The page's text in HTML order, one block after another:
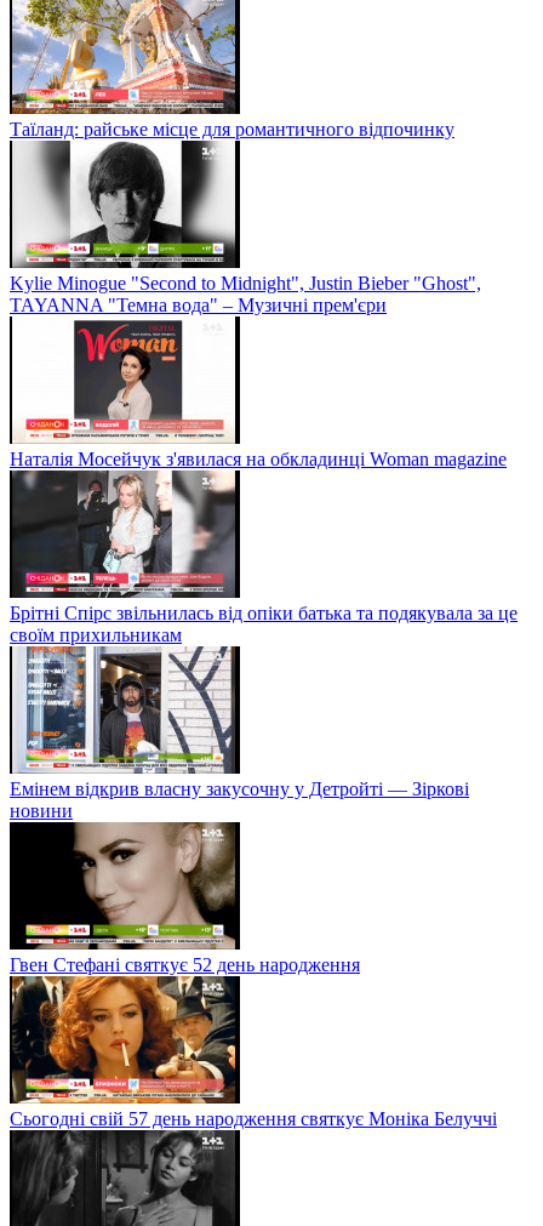
Таїланд: райське місце для романтичного відпочинку
Kylie Minogue "Second to Midnight", Justin Bieber "Ghost",
TAYANNA "Темна вода" – Музичні прем'єри
Наталія Мосейчук з'явилася на обкладинці Woman magazine
Брітні Спірс звільнилась від опіки батька та подякувала за це
своїм прихильникам
Емінем відкрив власну закусочну у Детройті — Зіркові
новини
Гвен Стефані святкує 52 день народження
Сьогодні свій 57 день народження святкує Моніка Белуччі